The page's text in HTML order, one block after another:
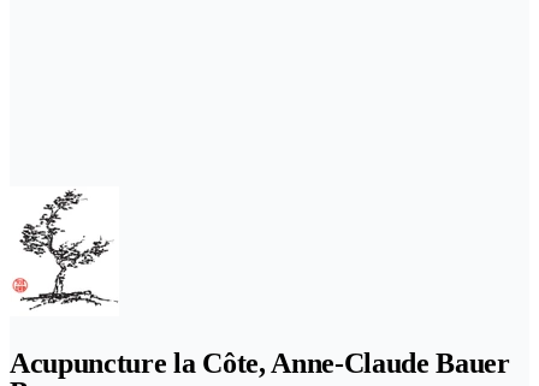
Acupuncture la Côte, Anne-Claude Bauer